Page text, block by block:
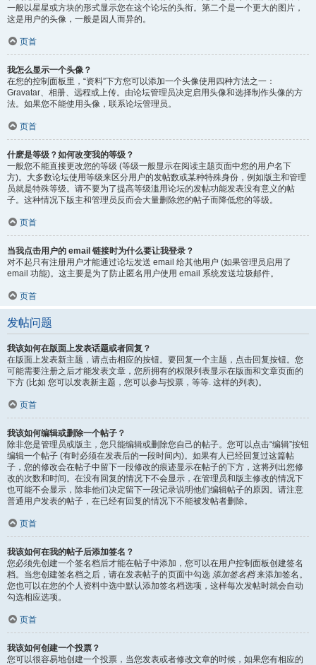
一般以星星或方块的形式显示您在这个论坛的头衔。第二个是一个更大的图片，
这是用户的头像，一般是因人而异的。
页首
我怎么显示一个头像？
在您的控制面板里，“资料”下方您可以添加一个头像使用四种方法之一：
Gravatar、相册、远程或上传。由论坛管理员决定启用头像和选择制作头像的方
法。如果您不能使用头像，联系论坛管理员。
页首
什麽是等级？如何改变我的等级？
一般您不能直接更改您的等级 (等级一般显示在阅读主题页面中您的用户名下
方)。大多数论坛使用等级来区分用户的发帖数或某种特殊身份，例如版主和管理
员就是特殊等级。请不要为了提高等级滥用论坛的发帖功能发表没有意义的帖
子。这种情况下版主和管理员反而会大量删除您的帖子而降低您的等级。
页首
当我点击用户的 email 链接时为什么要让我登录？
对不起只有注册用户才能通过论坛发送 email 给其他用户 (如果管理员启用了
email 功能)。这主要是为了防止匿名用户使用 email 系统发送垃圾邮件。
页首
发帖问题
我该如何在版面上发表话题或者回复？
在版面上发表新主题，请点击相应的按钮。要回复一个主题，点击回复按钮。您
可能需要注册之后才能发表文章，您所拥有的权限列表显示在版面和文章页面的
下方 (比如 您可以发表新主题，您可以参与投票，等等. 这样的列表)。
页首
我该如何编辑或删除一个帖子？
除非您是管理员或版主，您只能编辑或删除您自己的帖子。您可以点击“编辑”按钮
编辑一个帖子 (有时必须在发表后的一段时间内)。如果有人已经回复过这篇帖
子，您的修改会在帖子中留下一段修改的痕迹显示在帖子的下方，这将列出您修
改的次数和时间。在没有回复的情况下不会显示，在管理员和版主修改的情况下
也可能不会显示，除非他们决定留下一段记录说明他们编辑帖子的原因。请注意
普通用户发表的帖子，在已经有回复的情况下不能被发帖者删除。
页首
我该如何在我的帖子后添加签名？
您必须先创建一个签名档后才能在帖子中添加，您可以在用户控制面板创建签名
档。当您创建签名档之后，请在发表帖子的页面中勾选 添加签名档来添加签名。
您也可以在您的个人资料中选中默认添加签名档选项，这样每次发帖时就会自动
勾选相应选项。
页首
我该如何创建一个投票？
您可以很容易地创建一个投票，当您发表或者修改文章的时候，如果您有相应的